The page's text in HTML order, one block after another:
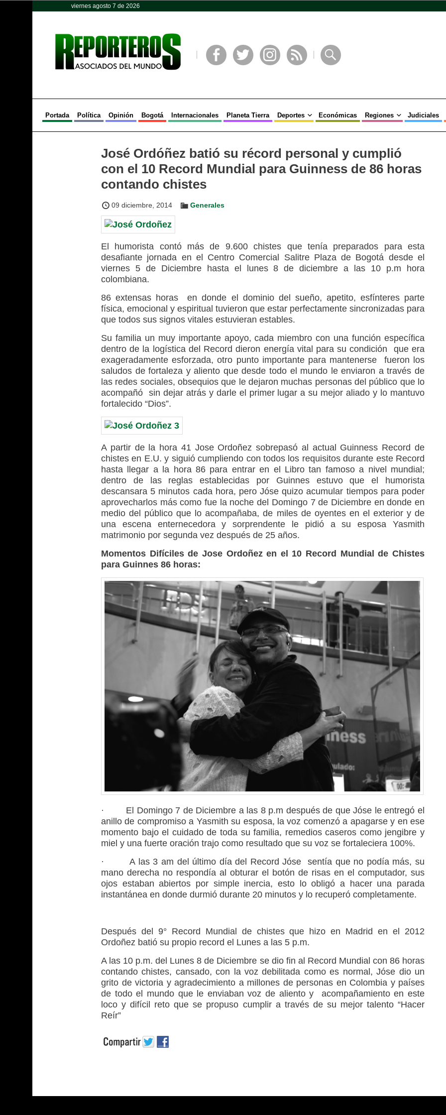
viernes agosto 7 de 2026
Portada Política Opinión Bogotá Internacionales Planeta Tierra Deportes Económicas Regiones Judiciales
José Ordóñez batió su récord personal y cumplió
con el 10 Record Mundial para Guinness de 86 horas
contando chistes
09 diciembre, 2014 Generales
El humorista contó más de 9.600 chistes que tenía preparados para esta
desafiante jornada en el Centro Comercial Salitre Plaza de Bogotá desde el
viernes 5 de Diciembre hasta el lunes 8 de diciembre a las 10 p.m hora
colombiana.
86 extensas horas en donde el dominio del sueño, apetito, esfínteres parte
física, emocional y espiritual tuvieron que estar perfectamente sincronizadas para
que todos sus signos vitales estuvieran estables.
Su familia un muy importante apoyo, cada miembro con una función específica
dentro de la logística del Record dieron energía vital para su condición que era
exageradamente esforzada, otro punto importante para mantenerse fueron los
saludos de fortaleza y aliento que desde todo el mundo le enviaron a través de
las redes sociales, obsequios que le dejaron muchas personas del público que lo
acompañó sin dejar atrás y darle el primer lugar a su mejor aliado y lo mantuvo
fortalecido “Dios”.
A partir de la hora 41 Jose Ordoñez sobrepasó al actual Guinness Record de
chistes en E.U. y siguió cumpliendo con todos los requisitos durante este Record
hasta llegar a la hora 86 para entrar en el Libro tan famoso a nivel mundial;
dentro de las reglas establecidas por Guinnes estuvo que el humorista
descansara 5 minutos cada hora, pero Jóse quizo acumular tiempos para poder
aprovecharlos más como fue la noche del Domingo 7 de Diciembre en donde en
medio del público que lo acompañaba, de miles de oyentes en el exterior y de
una escena enternecedora y sorprendente le pidió a su esposa Yasmith
matrimonio por segunda vez después de 25 años.
Momentos Difíciles de Jose Ordoñez en el 10 Record Mundial de Chistes
para Guinnes 86 horas:
· El Domingo 7 de Diciembre a las 8 p.m después de que Jóse le entregó el
anillo de compromiso a Yasmith su esposa, la voz comenzó a apagarse y en ese
momento bajo el cuidado de toda su familia, remedios caseros como jengibre y
miel y una fuerte oración trajo como resultado que su voz se fortaleciera 100%.
· A las 3 am del último día del Record Jóse sentía que no podía más, su
mano derecha no respondía al obturar el botón de risas en el computador, sus
ojos estaban abiertos por simple inercia, esto lo obligó a hacer una parada
instantánea en donde durmió durante 20 minutos y lo recuperó completamente.
Después del 9° Record Mundial de chistes que hizo en Madrid en el 2012
Ordoñez batió su propio record el Lunes a las 5 p.m.
A las 10 p.m. del Lunes 8 de Diciembre se dio fin al Record Mundial con 86 horas
contando chistes, cansado, con la voz debilitada como es normal, Jóse dio un
grito de victoria y agradecimiento a millones de personas en Colombia y países
de todo el mundo que le enviaban voz de aliento y acompañamiento en este
loco y difícil reto que se propuso cumplir a través de su mejor talento “Hacer
Reír”
Opinión Política